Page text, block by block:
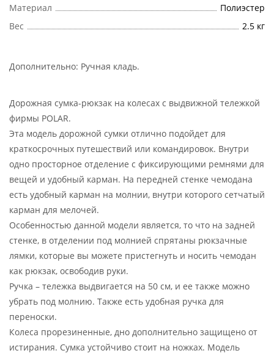
Материал
Полиэстер
Вес
2.5 кг
Дополнительно: Ручная кладь.
Дорожная сумка-рюкзак на колесах с выдвижной тележкой
фирмы POLAR.
Эта модель дорожной сумки отлично подойдет для
краткосрочных путешествий или командировок. Внутри
одно просторное отделение с фиксирующими ремнями для
вещей и удобный карман. На передней стенке чемодана
есть удобный карман на молнии, внутри которого сетчатый
карман для мелочей.
Особенностью данной модели является, то что на задней
стенке, в отделении под молнией спрятаны рюкзачные
лямки, которые вы можете пристегнуть и носить чемодан
как рюкзак, освободив руки.
Ручка – тележка выдвигается на 50 см, и ее также можно
убрать под молнию. Также есть удобная ручка для
переноски.
Колеса прорезиненные, дно дополнительно защищено от
истирания. Сумка устойчиво стоит на ножках. Модель